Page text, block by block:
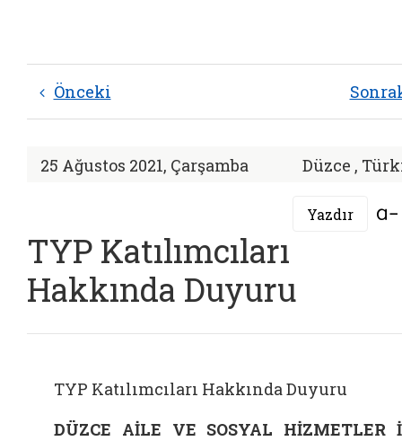
Önceki
25 Ağustos 2021, Çarşamba Düzce ,
Yazdır
TYP Katılımcıları
Hakkında Duyuru
TYP Katılımcıları Hakkında Duyuru
DÜZCE AİLE VE SOSYAL HİZMETLER